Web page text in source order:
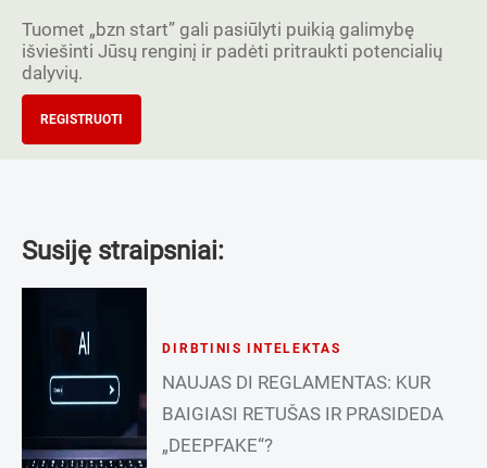
Tuomet „bzn start” gali pasiūlyti puikią galimybę
išviešinti Jūsų renginį ir padėti pritraukti potencialių
dalyvių.
REGISTRUOTI
Susiję straipsniai:
DIRBTINIS INTELEKTAS
NAUJAS DI REGLAMENTAS: KUR
BAIGIASI RETUŠAS IR PRASIDEDA
„DEEPFAKE“?